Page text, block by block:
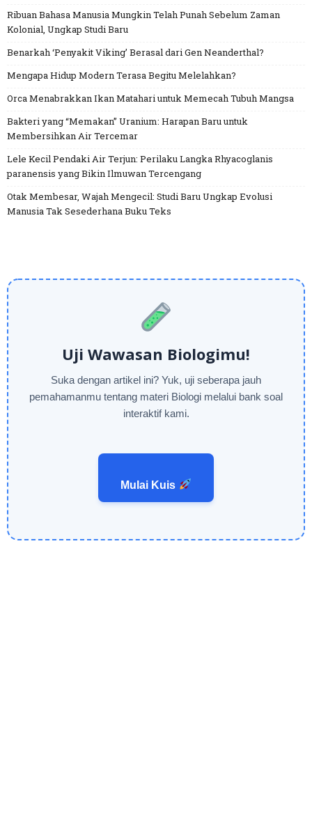
Ribuan Bahasa Manusia Mungkin Telah Punah Sebelum Zaman
Kolonial, Ungkap Studi Baru
Benarkah ‘Penyakit Viking’ Berasal dari Gen Neanderthal?
Mengapa Hidup Modern Terasa Begitu Melelahkan?
Orca Menabrakkan Ikan Matahari untuk Memecah Tubuh Mangsa
Bakteri yang “Memakan” Uranium: Harapan Baru untuk
Membersihkan Air Tercemar
Lele Kecil Pendaki Air Terjun: Perilaku Langka Rhyacoglanis
paranensis yang Bikin Ilmuwan Tercengang
Otak Membesar, Wajah Mengecil: Studi Baru Ungkap Evolusi
Manusia Tak Sesederhana Buku Teks
Uji Wawasan Biologimu!
Suka dengan artikel ini? Yuk, uji seberapa jauh
pemahamanmu tentang materi Biologi melalui bank soal
interaktif kami.
Mulai Kuis